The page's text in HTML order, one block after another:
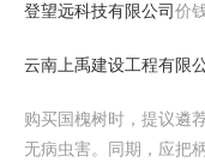
登望远科技有限公司价
云南上禹建设工程有限
购买国槐树时，提议遴
无病虫害。同期，应把